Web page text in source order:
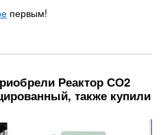
первым!
Реактор СО2
также купили